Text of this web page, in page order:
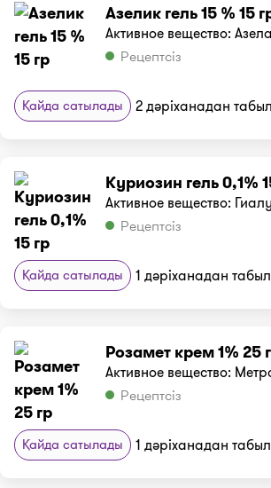
Азелик гель 15 % 15
Активное вещество:
Рецептсіз
Қайда сатылады 2 дәріханадан
Куриозин гель 0,1%
Активное вещество:
Рецептсіз
Қайда сатылады 1 дәріханадан
Розамет крем 1% 25
Активное вещество:
Рецептсіз
Қайда сатылады 1 дәріханадан